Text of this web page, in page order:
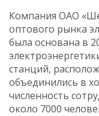
Компания ОАО
оптового рынка
была основана в
станций,
объединились в
численность
около 7000